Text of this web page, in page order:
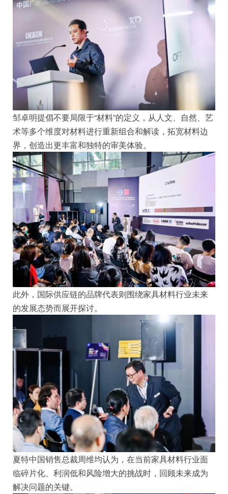
邹卓明提倡不要局限于“材料”的定义，从人文、自然、艺
术等多个维度对材料进行重新组合和解读，拓宽材料边
界，创造出更丰富和独特的审美体验。
此外，国际供应链的品牌代表则围绕家具材料行业未来
的发展态势而展开探讨。
夏特中国销售总裁周维均认为，在当前家具材料行业面
临碎片化、利润低和风险增大的挑战时，回顾未来成为
解决问题的关键。